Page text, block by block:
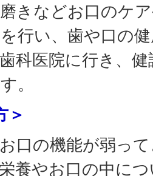
きなどお口のケ
行い、歯や口の
科医院に行き、
。
＞
口の機能が弱っ
養やお口の中に